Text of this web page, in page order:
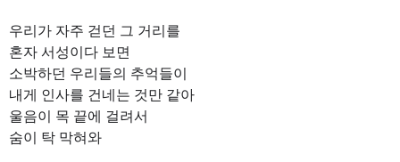
우리가 자주 걷던 그 거리를
혼자 서성이다 보면
소박하던 우리들의 추억들이
내게 인사를 건네는 것만 같아
울음이 목 끝에 걸려서
숨이 탁 막혀와